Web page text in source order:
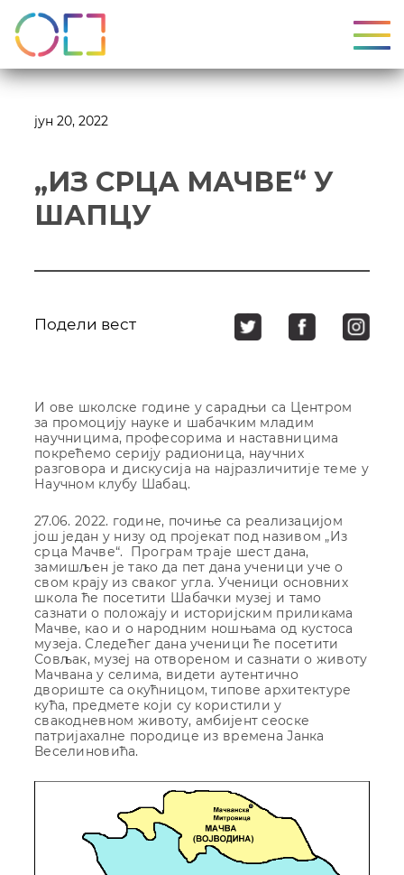
јун 20, 2022
„ИЗ СРЦА МАЧВЕ“ У
ШАПЦУ
Подели вест
И ове школске године у сарадњи са Центром
за промоцију науке и шабачким младим
научницима, професорима и наставницима
покрећемо серију радионица, научних
разговора и дискусија на најразличитије теме у
Научном клубу Шабац.
27.06. 2022. године, почиње са реализацијом
још један у низу од пројекат под називом „Из
срца Мачве“. Програм траје шест дана,
замишљен је тако да пет дана ученици уче о
свом крају из сваког угла. Ученици основних
школа ће посетити Шабачки музеј и тамо
сазнати о положају и историјским приликама
Мачве, као и о народним ношњама од кустоса
музеја. Следећег дана ученици ће посетити
Совљак, музеј на отвореном и сазнати о животу
Мачвана у селима, видети аутентично
двориште са окућницом, типове архитектуре
кућа, предмете који су користили у
свакодневном животу, амбијент сеоске
патријахалне породице из времена Јанка
Веселиновића.